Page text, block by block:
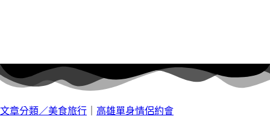
文章分類／美食旅行 高雄單身情侶約會